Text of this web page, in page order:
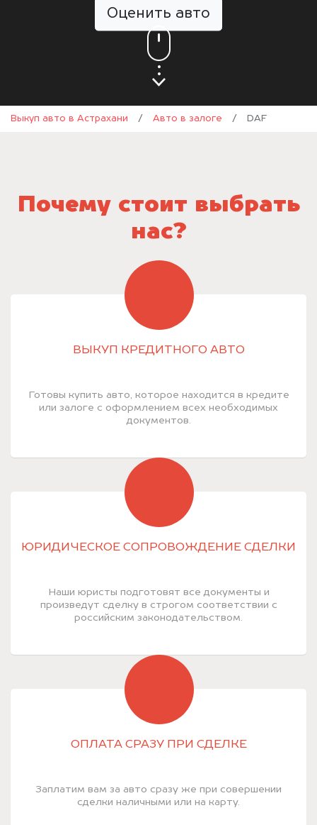
Оценить авто
Выкуп авто в Астрахани / Авто в залоге / DAF
Почему стоит выбрать
нас?
ВЫКУП КРЕДИТНОГО АВТО
Готовы купить авто, которое находится в кредите
или залоге с оформлением всех необходимых
документов.
ЮРИДИЧЕСКОЕ СОПРОВОЖДЕНИЕ СДЕЛКИ
Наши юристы подготовят все документы и
произведут сделку в строгом соответствии с
российским законодательством.
ОПЛАТА СРАЗУ ПРИ СДЕЛКЕ
Заплатим вам за авто сразу же при совершении
сделки наличными или на карту.